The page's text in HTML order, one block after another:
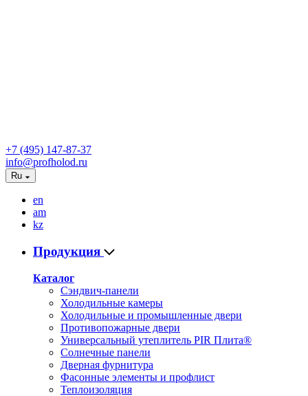
+7 (495) 147-87-37
info@profholod.ru
Ru
en
am
kz
Продукция
Каталог
Сэндвич-панели
Холодильные камеры
Холодильные и промышленные двери
Противопожарные двери
Универсальный утеплитель PIR Плита®
Солнечные панели
Дверная фурнитура
Фасонные элементы и профлист
Теплоизоляция